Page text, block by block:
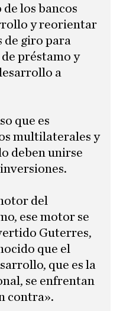
los bancos
y reorientar
de giro para
préstamo y
a
que es
multilaterales y
deben unirse
del
ese motor se
Guterres,
que el
que es la
se enfrentan
contra».